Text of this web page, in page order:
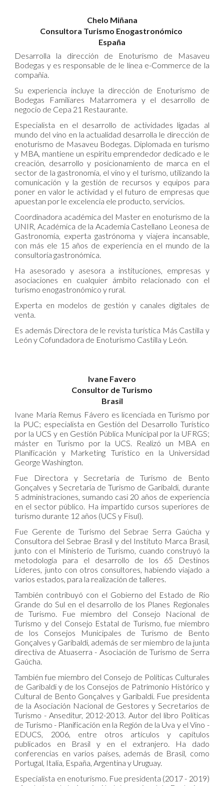
Chelo Miñana
Consultora Turismo Enogastronómico
España
Desarrolla la dirección de Enoturismo de Masaveu
Bodegas y es responsable de le línea e-Commerce de la
compañia.
Su experiencia incluye la dirección de Enoturismo de
Bodegas Familiares Matarromera y el desarrollo de
negocio de Cepa 21 Restaurante.
Especialista en el desarrollo de actividades ligadas al
mundo del vino en la actualidad desarrolla le dirección de
enoturismo de Masaveu Bodegas. Diplomada en turismo
y MBA, mantiene un espíritu emprendedor dedicado e le
creación, desarrollo y posicionamiento de marca en el
sector de la gastronomía, el vino y el turismo, utilizando la
comunicación y la gestión de recursos y equipos para
poner en valor le actividad y el futuro de empresas que
apuestan por le excelencia ele producto, servicios.
Coordinadora académica del Master en enoturismo de la
UNIR, Académica de la Academia Castellano Leonesa de
Gastronomía, experta gastrónoma y viajera incansable,
con más ele 15 años de experiencia en el mundo de la
consultoría gastronómica.
Ha asesorado y asesora a instituciones, empresas y
asociaciones en cualquier ámbito relacionado con el
turismo enogastronómico y rural.
Experta en modelos de gestión y canales digitales de
venta.
Es además Directora de le revista turística Más Castilla y
León y Cofundadora de Enoturismo Castilla y León.
Ivane Favero
Consultor de Turismo
Brasil
Ivane Maria Remus Fávero es licenciada en Turismo por
la PUC; especialista en Gestión del Desarrollo Turístico
por la UCS y en Gestión Pública Municipal por la UFRGS;
máster en Turismo por la UCS. Realizó un MBA en
Planificación y Marketing Turístico en la Universidad
George Washington.
Fue Directora y Secretaria de Turismo de Bento
Gonçalves y Secretaria de Turismo de Garibaldi, durante
5 administraciones, sumando casi 20 años de experiencia
en el sector público. Ha impartido cursos superiores de
turismo durante 12 años (UCS y Fisul).
Fue Gerente de Turismo del Sebrae Serra Gaúcha y
Consultora del Sebrae Brasil y del Instituto Marca Brasil,
junto con el Ministerio de Turismo, cuando construyó la
metodología para el desarrollo de los 65 Destinos
Líderes, junto con otros consultores, habiendo viajado a
varios estados, para la realización de talleres.
También contribuyó con el Gobierno del Estado de Rio
Grande do Sul en el desarrollo de los Planes Regionales
de Turismo. Fue miembro del Consejo Nacional de
Turismo y del Consejo Estatal de Turismo, fue miembro
de los Consejos Municipales de Turismo de Bento
Gonçalves y Garibaldi, además de ser miembro de la junta
directiva de Atuaserra - Asociación de Turismo de Serra
Gaúcha.
También fue miembro del Consejo de Políticas Culturales
de Garibaldi y de los Consejos de Patrimonio Histórico y
Cultural de Bento Gonçalves y Garibaldi. Fue presidenta
de la Asociación Nacional de Gestores y Secretarios de
Turismo - Anseditur, 2012-2013. Autor del libro Políticas
de Turismo - Planificación en la Región de la Uva y el Vino -
EDUCS, 2006, entre otros artículos y capítulos
publicados en Brasil y en el extranjero. Ha dado
conferencias en varios países, además de Brasil, como
Portugal, Italia, España, Argentina y Uruguay.
Especialista en enoturismo. Fue presidenta (2017 - 2019)